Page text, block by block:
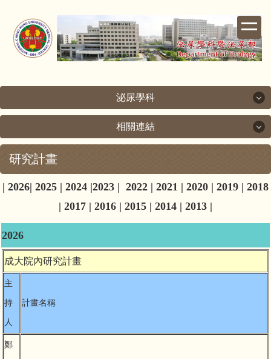
主
泌尿學科
關於泌尿科
次專科介紹
醫療團隊
檢查室簡介
相關連結
相關連結
成功大學
成大醫院
台灣泌尿科醫學會
研究計畫
| 2026| 2025 | 2024 |2023 | 2022 | 2021 | 2020 | 2019 | 2018
| 2017 | 2016 | 2015 | 2014 | 2013 |
2026
成大院內研究計畫
主
持
人
計畫名稱
鄭